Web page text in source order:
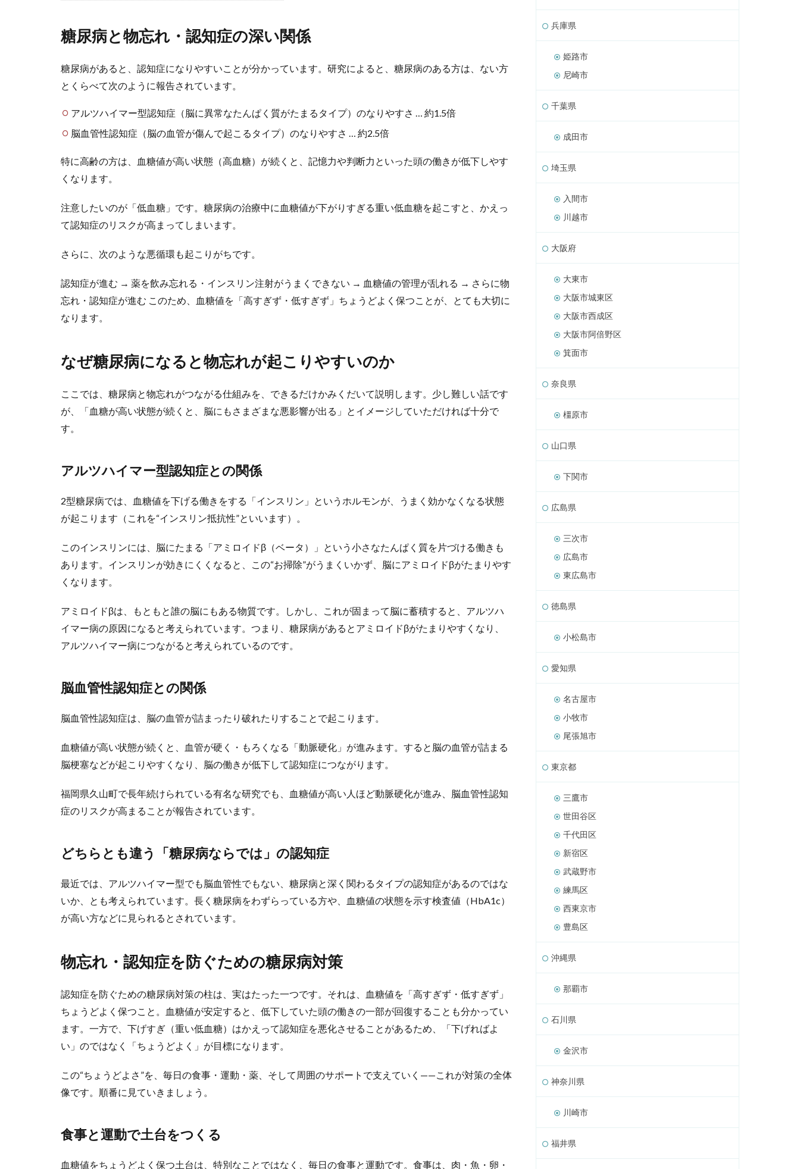
糖尿病と物忘れ・認知症の深い関係
糖尿病があると、認知症になりやすいことが分かっています。研究によると、糖尿病のある方は、ない方
とくらべて次のように報告されています。
アルツハイマー型認知症（脳に異常なたんぱく質がたまるタイプ）のなりやすさ … 約1.5倍
脳血管性認知症（脳の血管が傷んで起こるタイプ）のなりやすさ … 約2.5倍
特に高齢の方は、血糖値が高い状態（高血糖）が続くと、記憶力や判断力といった頭の働きが低下しやす
くなります。
注意したいのが「低血糖」です。糖尿病の治療中に血糖値が下がりすぎる重い低血糖を起こすと、かえっ
て認知症のリスクが高まってしまいます。
さらに、次のような悪循環も起こりがちです。
認知症が進む → 薬を飲み忘れる・インスリン注射がうまくできない → 血糖値の管理が乱れる → さらに物
忘れ・認知症が進む このため、血糖値を「高すぎず・低すぎず」ちょうどよく保つことが、とても大切に
なります。
なぜ糖尿病になると物忘れが起こりやすいのか
ここでは、糖尿病と物忘れがつながる仕組みを、できるだけかみくだいて説明します。少し難しい話です
が、「血糖が高い状態が続くと、脳にもさまざまな悪影響が出る」とイメージしていただければ十分で
す。
アルツハイマー型認知症との関係
2型糖尿病では、血糖値を下げる働きをする「インスリン」というホルモンが、うまく効かなくなる状態
が起こります（これを“インスリン抵抗性”といいます）。
このインスリンには、脳にたまる「アミロイドβ（ベータ）」という小さなたんぱく質を片づける働きも
あります。インスリンが効きにくくなると、この“お掃除”がうまくいかず、脳にアミロイドβがたまりやす
くなります。
アミロイドβは、もともと誰の脳にもある物質です。しかし、これが固まって脳に蓄積すると、アルツハ
イマー病の原因になると考えられています。つまり、糖尿病があるとアミロイドβがたまりやすくなり、
アルツハイマー病につながると考えられているのです。
脳血管性認知症との関係
脳血管性認知症は、脳の血管が詰まったり破れたりすることで起こります。
血糖値が高い状態が続くと、血管が硬く・もろくなる「動脈硬化」が進みます。すると脳の血管が詰まる
脳梗塞などが起こりやすくなり、脳の働きが低下して認知症につながります。
福岡県久山町で長年続けられている有名な研究でも、血糖値が高い人ほど動脈硬化が進み、脳血管性認知
症のリスクが高まることが報告されています。
どちらとも違う「糖尿病ならでは」の認知症
最近では、アルツハイマー型でも脳血管性でもない、糖尿病と深く関わるタイプの認知症があるのではな
いか、とも考えられています。長く糖尿病をわずらっている方や、血糖値の状態を示す検査値（HbA1c）
が高い方などに見られるとされています。
物忘れ・認知症を防ぐための糖尿病対策
認知症を防ぐための糖尿病対策の柱は、実はたった一つです。それは、血糖値を「高すぎず・低すぎず」
ちょうどよく保つこと。血糖値が安定すると、低下していた頭の働きの一部が回復することも分かってい
ます。一方で、下げすぎ（重い低血糖）はかえって認知症を悪化させることがあるため、「下げればよ
い」のではなく「ちょうどよく」が目標になります。
この“ちょうどよさ”を、毎日の食事・運動・薬、そして周囲のサポートで支えていく——これが対策の全体
像です。順番に見ていきましょう。
食事と運動で土台をつくる
血糖値をちょうどよく保つ土台は、特別なことではなく、毎日の食事と運動です。食事は、肉・魚・卵・
兵庫県
姫路市
尼崎市
千葉県
成田市
埼玉県
入間市
川越市
大阪府
大東市
大阪市城東区
大阪市西成区
大阪市阿倍野区
箕面市
奈良県
橿原市
山口県
下関市
広島県
三次市
広島市
東広島市
徳島県
小松島市
愛知県
名古屋市
小牧市
尾張旭市
東京都
三鷹市
世田谷区
千代田区
新宿区
武蔵野市
練馬区
西東京市
豊島区
沖縄県
那覇市
石川県
金沢市
神奈川県
川崎市
福井県